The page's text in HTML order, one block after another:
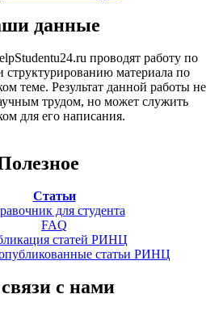
данные
проводят работу по
структурированию материала по
теме. Результат данной работы не
трудом, но может служить
для его написания.
Статьи
для студента
FAQ
статей РИНЦ
статьи РИНЦ
с нами